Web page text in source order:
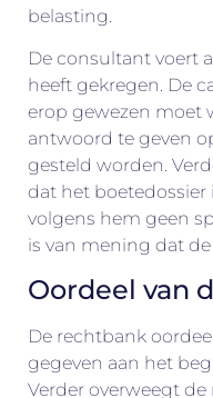
belasting.
De consultant voert
heeft gekregen. De
erop gewezen moet
antwoord te geven
gesteld worden.
dat het boetedossier
volgens hem geen
is van mening dat
Oordeel van
De rechtbank
gegeven aan het
Verder overweegt